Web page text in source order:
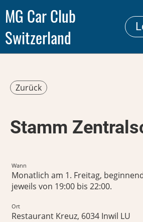
MG Car Club
Switzerland
Zurück
Stamm
Wann
Monatlich am 1. Freitag,
jeweils von 19:00 bis 22:00.
Ort
Restaurant Kreuz, 6034 Inwil LU